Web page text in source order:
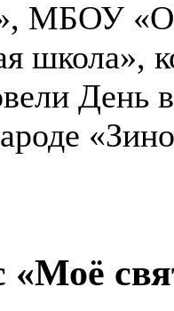
МБОУ
школа»,